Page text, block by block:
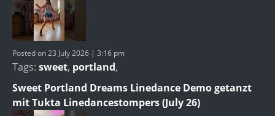
Posted on 23 July 2026 | 3:16 pm
Tags: sweet, portland,
Sweet Portland Dreams Linedance Demo getanzt
mit Tukta Linedancestompers (July 26)